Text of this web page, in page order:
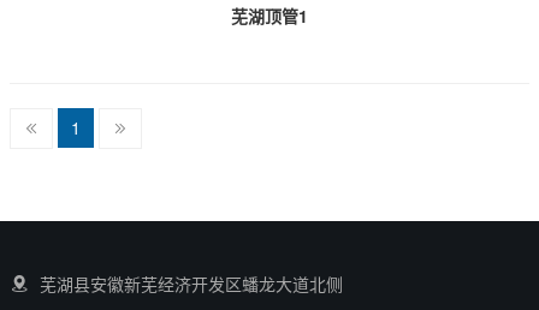
芜湖顶管1
1
芜湖县安徽新芜经济开发区蟠龙大道北侧